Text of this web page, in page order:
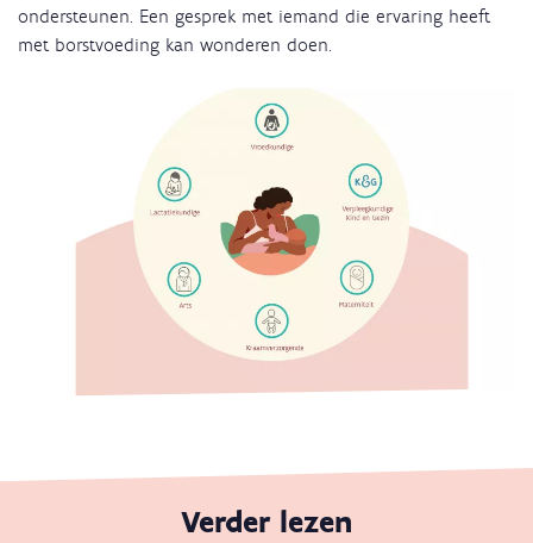
ondersteunen. Een gesprek met iemand die ervaring heeft
met borstvoeding kan wonderen doen.
Verder lezen